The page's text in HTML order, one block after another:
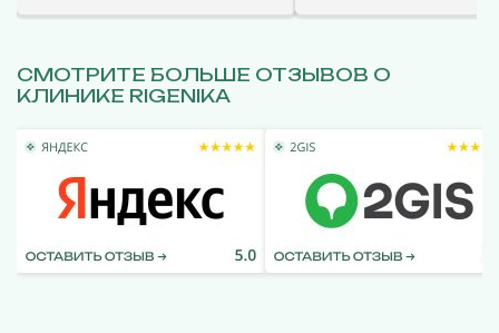
СМОТРИТЕ БОЛЬШЕ ОТЗЫВОВ О
КЛИНИКЕ RIGENIKA